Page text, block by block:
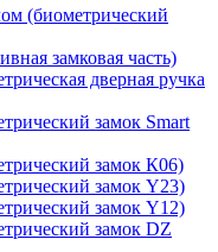
(биометрический
замковая часть)
дверная ручка
замок Smart
замок К06)
замок Y23)
замок Y12)
замок DZ